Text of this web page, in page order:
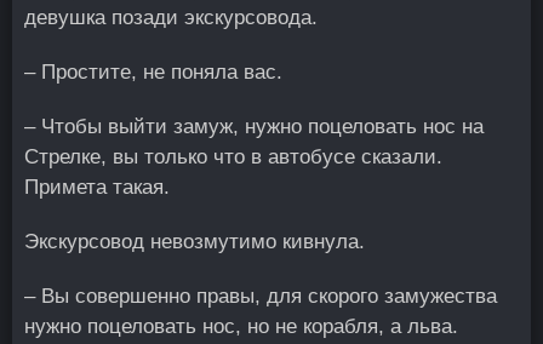
девушка позади экскурсовода.
– Простите, не поняла вас.
– Чтобы выйти замуж, нужно поцеловать нос на
Стрелке, вы только что в автобусе сказали.
Примета такая.
Экскурсовод невозмутимо кивнула.
– Вы совершенно правы, для скорого замужества
нужно поцеловать нос, но не корабля, а льва.